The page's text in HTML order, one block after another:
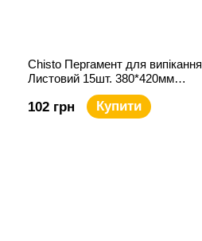
Chisto Пергамент для випікання
Листовий 15шт. 380*420мм
(Силікон) XXL Professional
102 грн Купити